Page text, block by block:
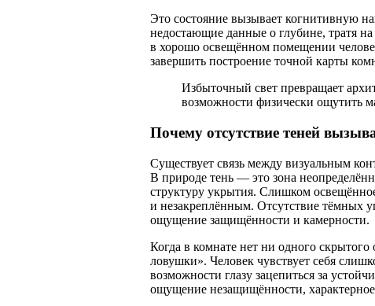
Это состояние вызывает когнитивную
недостающие данные о глубине, тратя
в хорошо освещённом помещении
завершить построение точной карты
Избыточный свет превращает
возможности физически ощутить
Почему отсутствие теней
Существует связь между визуальным
В природе тень — это зона
структуру укрытия. Слишком
и незакреплённым. Отсутствие тёмных
ощущение защищённости и камерности.
Когда в комнате нет ни одного скрытого
ловушки». Человек чувствует себя
возможности глазу зацепиться за
ощущение незащищённости,